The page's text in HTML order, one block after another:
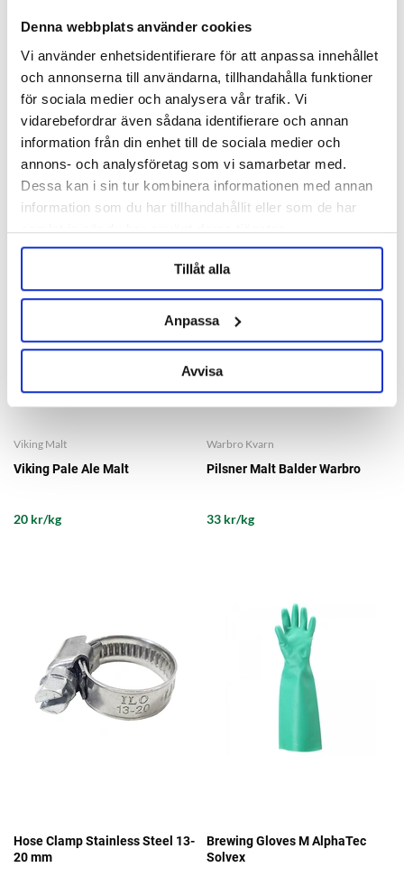
Denna webbplats använder cookies
Vi använder enhetsidentifierare för att anpassa innehållet
och annonserna till användarna, tillhandahålla funktioner
för sociala medier och analysera vår trafik. Vi
vidarebefordrar även sådana identifierare och annan
information från din enhet till de sociala medier och
annons- och analysföretag som vi samarbetar med.
Dessa kan i sin tur kombinera informationen med annan
information som du har tillhandahållit eller som de har
samlat in när du har använt deras tjänster.
Tillåt alla
Anpassa
Avvisa
Grainfather
Top/Bottom Pump Silicone
169 kr
OTHERS ALSO BOUGHT
Viking Malt
Viking Pale Ale Malt
20 kr/kg
Warbro Kvarn
Pilsner Malt Balder Warbro
33 kr/kg
Hose Clamp Stainless Steel 13-
20 mm
Brewing Gloves M AlphaTec
Solvex